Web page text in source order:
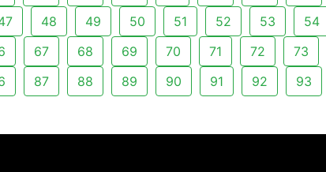
48 49 50 51 52 53 54
67 68 69 70 71 72 73
87 88 89 90 91 92 93